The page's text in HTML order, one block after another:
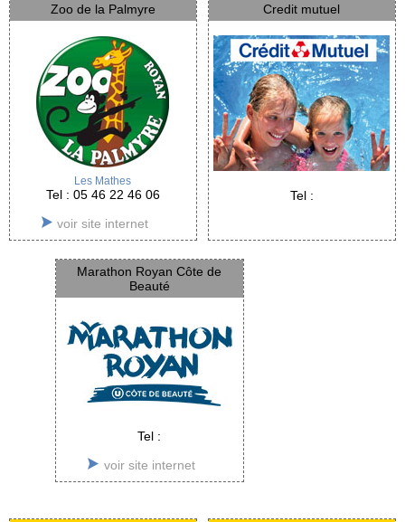
Zoo de la Palmyre
Les Mathes
Tel : 05 46 22 46 06
voir site internet
Credit mutuel
Tel :
Marathon Royan Côte de
Beauté
Tel :
voir site internet